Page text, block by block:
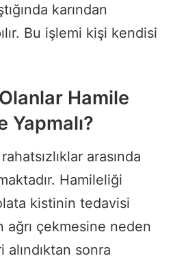
karından
Bu işlemi kişi kendisi
Hamile
Yapmalı?
arasında
Hamileliği
kistinin tedavisi
ağrı çekmesine neden
sonra